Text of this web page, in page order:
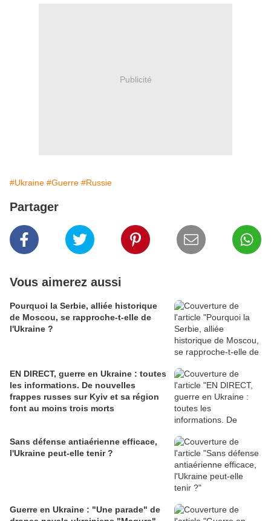
Publicité
#Ukraine #Guerre #Russie
Partager
Vous aimerez aussi
Pourquoi la Serbie, alliée historique
de Moscou, se rapproche-t-elle de
l'Ukraine ?
EN DIRECT, guerre en Ukraine : toutes
les informations. De nouvelles
frappes russes sur Kyiv et sa région
font au moins trois morts
Sans défense antiaérienne efficace,
l'Ukraine peut-elle tenir ?
Guerre en Ukraine : "Une parade" de